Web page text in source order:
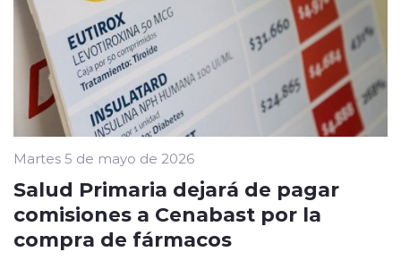
Martes 5 de mayo de 2026
Salud Primaria dejará de pagar
comisiones a Cenabast por la
compra de fármacos